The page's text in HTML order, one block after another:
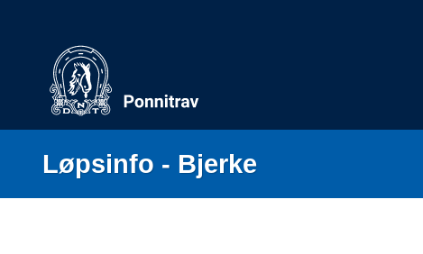
Løpsinfo - Bjerke